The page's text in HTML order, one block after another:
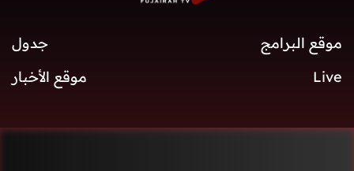
موقع البرامج
جدول
Live
موقع الأخبار